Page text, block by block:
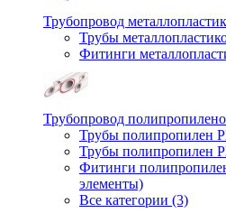
Трубопровод
Трубы
Фитинги
Трубопровод
Трубы полипропилен
Трубы полипропилен
Фитинги
элементы)
Все категории (3)